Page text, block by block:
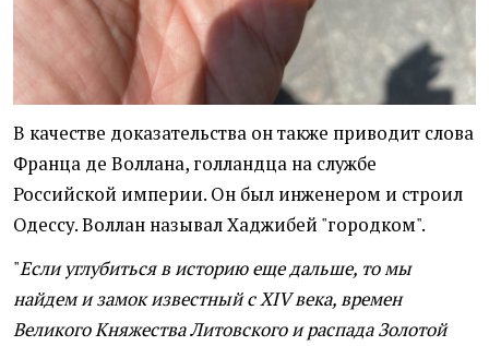
В качестве доказательства он также приводит слова
Франца де Воллана, голландца на службе
Российской империи. Он был инженером и строил
Одессу. Воллан называл Хаджибей "городком".
"Если углубиться в историю еще дальше, то мы
найдем и замок известный с ХIV века, времен
Великого Княжества Литовского и распада Золотой